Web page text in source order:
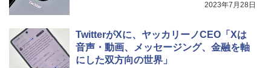
2023年7月28日
TwitterがXに、ヤッカリーノCEO「Xは
音声・動画、メッセージング、金融を軸
にした双方向の世界」